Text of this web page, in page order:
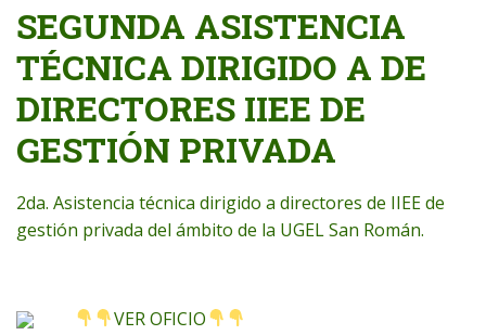
SEGUNDA ASISTENCIA
TÉCNICA DIRIGIDO A DE
DIRECTORES IIEE DE
GESTIÓN PRIVADA
2da. Asistencia técnica dirigido a directores de IIEE de
gestión privada del ámbito de la UGEL San Román.
VER OFICIO